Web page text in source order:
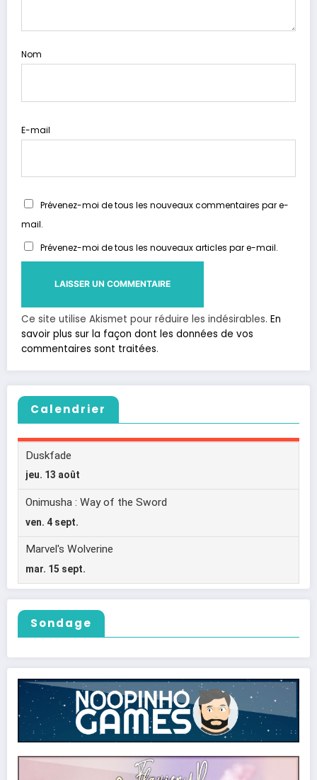
Nom
E-mail
Prévenez-moi de tous les nouveaux commentaires par e-
mail.
Prévenez-moi de tous les nouveaux articles par e-mail.
Ce site utilise Akismet pour réduire les indésirables. En
savoir plus sur la façon dont les données de vos
commentaires sont traitées.
Calendrier
Sondage